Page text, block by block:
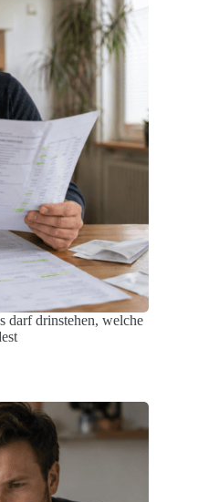
darf drinstehen, welche